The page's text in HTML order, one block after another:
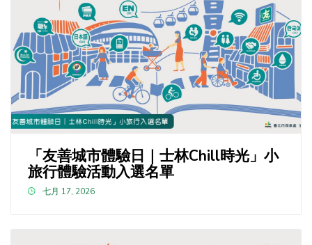
「友善城市體驗日｜士林Chill時光」小
旅行體驗活動入選名單
七月 17, 2026